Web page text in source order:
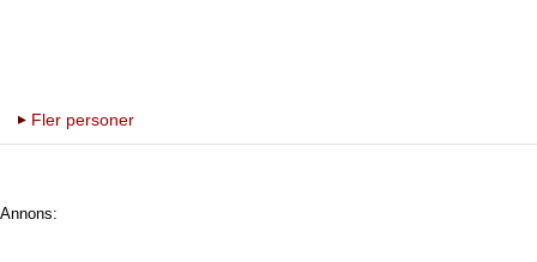
Fler personer
Annons: